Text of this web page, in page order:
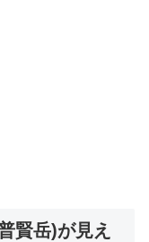
賢岳)が見え